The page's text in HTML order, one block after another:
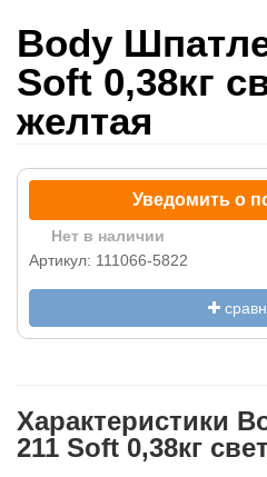
Body
Soft 0,38кг
желтая
Уведомить о
Нет в наличии
Артикул: 111066-5822
Характеристики
211 Soft 0,38кг